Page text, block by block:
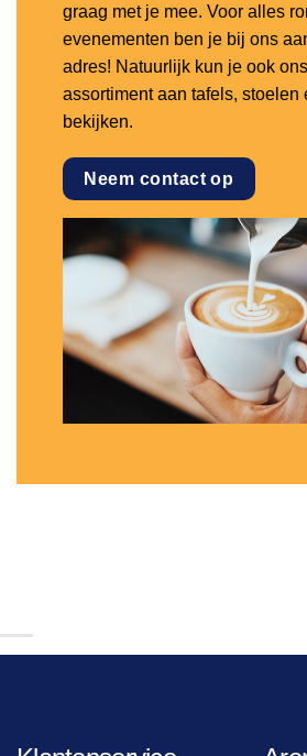
graag met je mee. Voor alles
evenementen ben je bij ons
adres! Natuurlijk kun je ook
assortiment aan tafels, stoelen
bekijken.
Neem contact op